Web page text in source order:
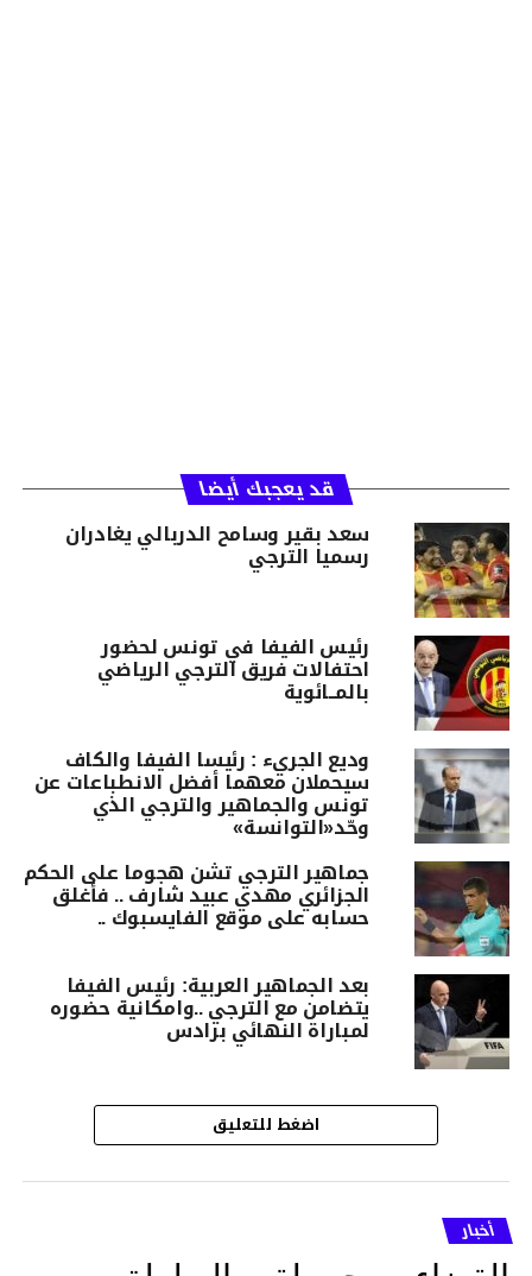
قد يعجبك أيضا
سعد بقير وسامح الدربالي يغادران
رسميا الترجي
رئيس الفيفا في تونس لحضور
احتفالات فريق الترجي الرياضي
بالمــائوية
وديع الجريء : رئيسا الفيفا والكاف
سيحملان معهما أفضل الانطباعات عن
تونس والجماهير والترجي الذي
وحّد«التوانسة»
جماهير الترجي تشن هجوما على الحكم
الجزائري مهدي عبيد شارف .. فأغلق
حسابه على موقع الفايسبوك ..
بعد الجماهير العربية: رئيس الفيفا
يتضامن مع الترجي ..وامكانية حضوره
لمباراة النهائي برادس
اضغط للتعليق
أخبار